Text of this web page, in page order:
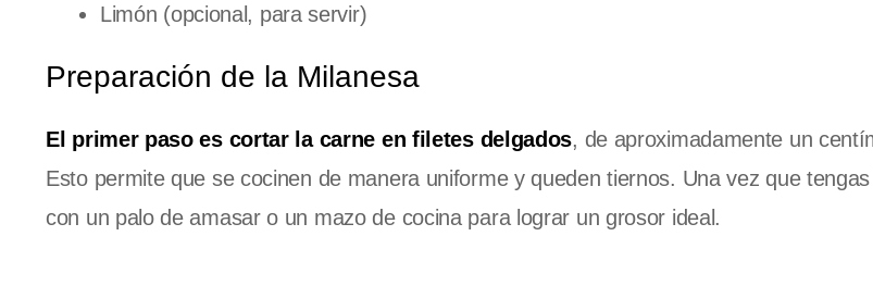
Limón (opcional, para servir)
Preparación de la Milanesa
El primer paso es cortar la carne en filetes delgados, de aproximadamente un
Esto permite que se cocinen de manera uniforme y queden tiernos. Una vez que
con un palo de amasar o un mazo de cocina para lograr un grosor ideal.